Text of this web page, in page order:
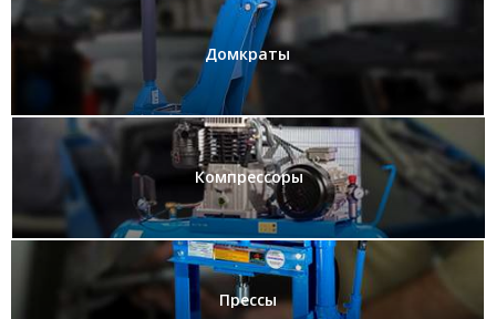
Домкраты
Компрессоры
Прессы